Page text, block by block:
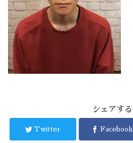
シェアする
Twitter Facebook